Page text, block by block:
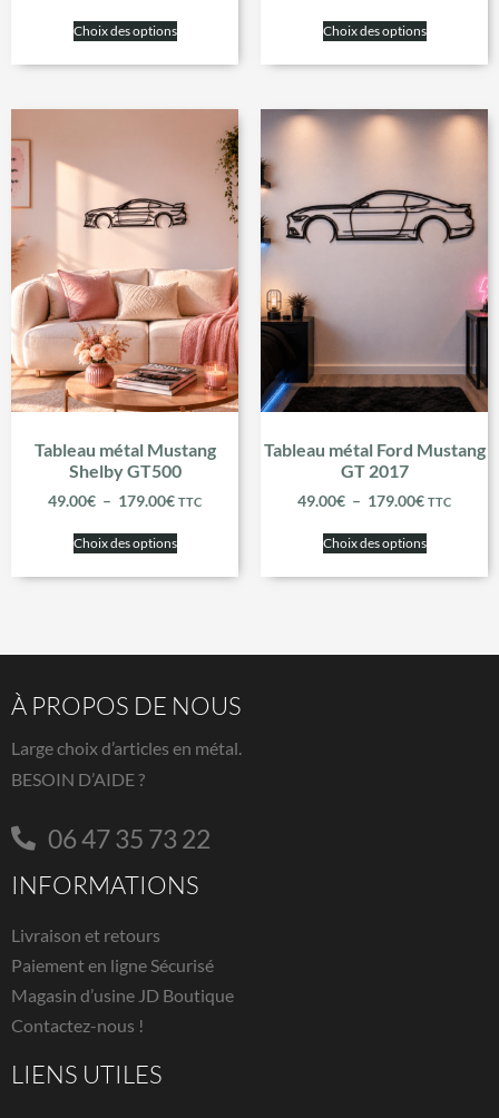
Choix des options Choix des options
Tableau métal Mustang
Shelby GT500
49.00€ – 179.00€ TTC
Choix des options
Tableau métal Ford Mustang
GT 2017
49.00€ – 179.00€ TTC
Choix des options
À PROPOS DE NOUS
Large choix d’articles en métal.
BESOIN D’AIDE ?
06 47 35 73 22
INFORMATIONS
Livraison et retours
Paiement en ligne Sécurisé
Magasin d’usine JD Boutique
Contactez-nous !
LIENS UTILES